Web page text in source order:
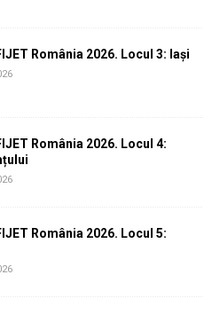
România 2026. Locul 3: Iași
România 2026. Locul 4:
România 2026. Locul 5: